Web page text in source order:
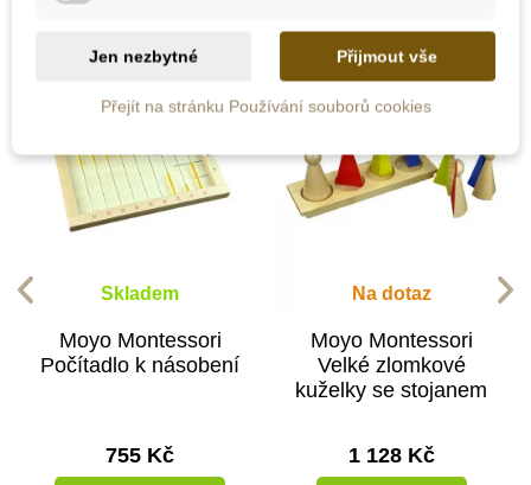
Skladem
Moyo Montessori
Počítadlo k násobení
755 Kč
Na dotaz
Moyo Montessori
Velké zlomkové
kuželky se stojanem
1 128 Kč
Jen nezbytné Přijmout vše
Přejít na stránku Používání souborů cookies